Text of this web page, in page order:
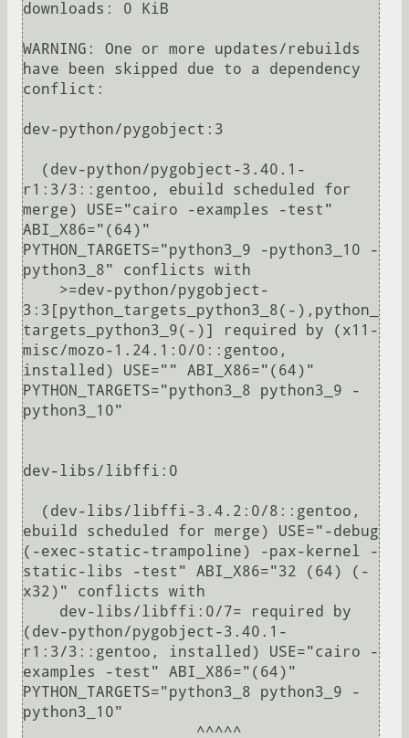
downloads: 0 KiB
WARNING: One or more updates/rebuilds
have been skipped due to a dependency
conflict:
dev-python/pygobject:3
r1:3/3::gentoo, ebuild scheduled for
merge) USE="cairo -examples -test"
ABI_X86="(64)"
PYTHON_TARGETS="python3_9 -python3_10 -
python3_8" conflicts with
3:3[python_targets_python3_8(-),python_
targets_python3_9(-)] required by (x11-
misc/mozo-1.24.1:0/0::gentoo,
installed) USE="" ABI_X86="(64)"
PYTHON_TARGETS="python3_8 python3_9 -
python3_10"
dev-libs/libffi:0
ebuild scheduled for merge) USE="-debug
(-exec-static-trampoline) -pax-kernel -
static-libs -test" ABI_X86="32 (64) (-
x32)" conflicts with
(dev-python/pygobject-3.40.1-
r1:3/3::gentoo, installed) USE="cairo -
examples -test" ABI_X86="(64)"
PYTHON_TARGETS="python3_8 python3_9 -
python3_10"